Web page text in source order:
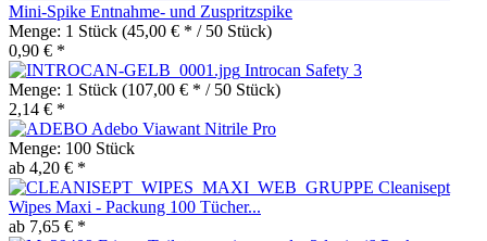
Mini-Spike Entnahme- und Zuspritzspike
Menge: 1 Stück (45,00 € * / 50 Stück)
0,90 € *
Introcan Safety 3
Menge: 1 Stück (107,00 € * / 50 Stück)
2,14 € *
Adebo Viawant Nitrile Pro
Menge: 100 Stück
ab 4,20 € *
Cleanisept
Wipes Maxi - Packung 100 Tücher...
ab 7,65 € *